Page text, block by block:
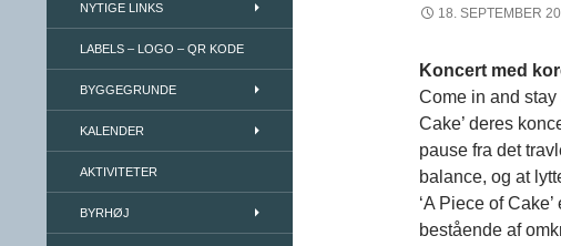
18. SEPTEMBER
Koncert med
Come in and
Cake’ deres
pause fra det
balance, og at
‘A Piece of
bestående af
NYTIGE LINKS
LABELS – LOGO – QR KODE
BYGGEGRUNDE
KALENDER
AKTIVITETER
BYRHØJ